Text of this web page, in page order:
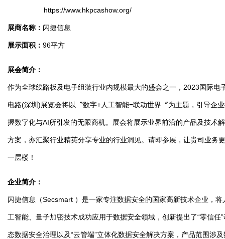
https://www.hkpcashow.org/
展商名称： 闪捷信息
展示面积： 96平方
展会简介：
作为全球线路板及电子组装行业内规模最大的盛会之一，2023国际电
电路(深圳)展览会将以〝数字+人工智能=联动世界〞为主题，引导企
握数字化与AI所引发的无限商机。展会将展示业界前沿的产品及技术
方案，亦汇聚行业精英分享专业的行业洞见。请即参展，让贵司业务
一层楼！
企业简介：
闪捷信息（Secsmart ）是一家专注数据安全的国家高新技术企业，将
工智能、量子加密技术成功应用于数据安全领域，创新提出了“零信任”
态数据安全治理以及“云管端”立体化数据安全解决方案，产品范围涉及